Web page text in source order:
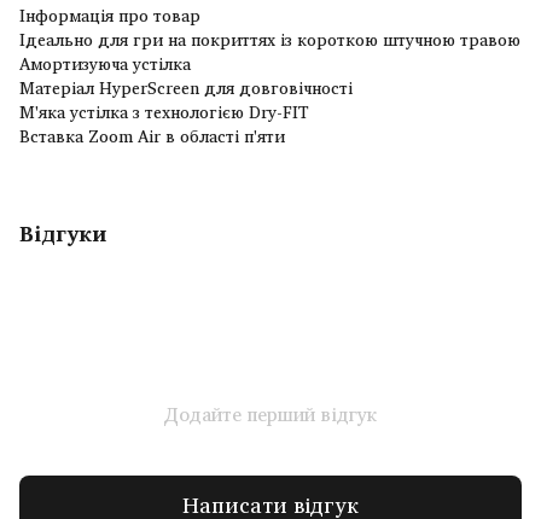
Інформація про товар
Ідеально для гри на покриттях із короткою штучною травою
Амортизуюча устілка
Матеріал HyperScreen для довговічності
М'яка устілка з технологією Dry-FIT
Вставка Zoom Air в області п'яти
Відгуки
Додайте перший відгук
Написати відгук